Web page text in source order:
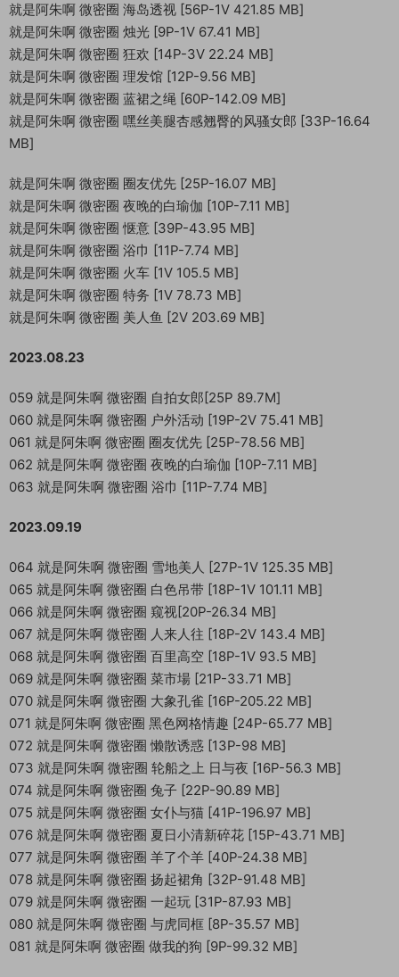
就是阿朱啊 微密圈 海岛透视 [56P-1V 421.85 MB]
就是阿朱啊 微密圈 烛光 [9P-1V 67.41 MB]
就是阿朱啊 微密圈 狂欢 [14P-3V 22.24 MB]
就是阿朱啊 微密圈 理发馆 [12P-9.56 MB]
就是阿朱啊 微密圈 蓝裙之绳 [60P-142.09 MB]
就是阿朱啊 微密圈 嘿丝美腿杏感翘臀的风骚女郎 [33P-16.64
MB]
就是阿朱啊 微密圈 圈友优先 [25P-16.07 MB]
就是阿朱啊 微密圈 夜晚的白瑜伽 [10P-7.11 MB]
就是阿朱啊 微密圈 惬意 [39P-43.95 MB]
就是阿朱啊 微密圈 浴巾 [11P-7.74 MB]
就是阿朱啊 微密圈 火车 [1V 105.5 MB]
就是阿朱啊 微密圈 特务 [1V 78.73 MB]
就是阿朱啊 微密圈 美人鱼 [2V 203.69 MB]
2023.08.23
059 就是阿朱啊 微密圈 自拍女郎[25P 89.7M]
060 就是阿朱啊 微密圈 户外活动 [19P-2V 75.41 MB]
061 就是阿朱啊 微密圈 圈友优先 [25P-78.56 MB]
062 就是阿朱啊 微密圈 夜晚的白瑜伽 [10P-7.11 MB]
063 就是阿朱啊 微密圈 浴巾 [11P-7.74 MB]
2023.09.19
064 就是阿朱啊 微密圈 雪地美人 [27P-1V 125.35 MB]
065 就是阿朱啊 微密圈 白色吊带 [18P-1V 101.11 MB]
066 就是阿朱啊 微密圈 窥视[20P-26.34 MB]
067 就是阿朱啊 微密圈 人来人往 [18P-2V 143.4 MB]
068 就是阿朱啊 微密圈 百里高空 [18P-1V 93.5 MB]
069 就是阿朱啊 微密圈 菜市場 [21P-33.71 MB]
070 就是阿朱啊 微密圈 大象孔雀 [16P-205.22 MB]
071 就是阿朱啊 微密圈 黑色网格情趣 [24P-65.77 MB]
072 就是阿朱啊 微密圈 懒散诱惑 [13P-98 MB]
073 就是阿朱啊 微密圈 轮船之上 日与夜 [16P-56.3 MB]
074 就是阿朱啊 微密圈 兔子 [22P-90.89 MB]
075 就是阿朱啊 微密圈 女仆与猫 [41P-196.97 MB]
076 就是阿朱啊 微密圈 夏日小清新碎花 [15P-43.71 MB]
077 就是阿朱啊 微密圈 羊了个羊 [40P-24.38 MB]
078 就是阿朱啊 微密圈 扬起裙角 [32P-91.48 MB]
079 就是阿朱啊 微密圈 一起玩 [31P-87.93 MB]
080 就是阿朱啊 微密圈 与虎同框 [8P-35.57 MB]
081 就是阿朱啊 微密圈 做我的狗 [9P-99.32 MB]